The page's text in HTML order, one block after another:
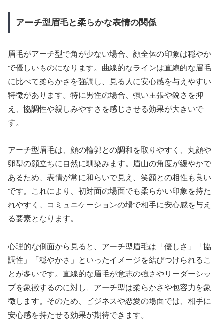
アーチ型眉毛と柔らかな表情の関係
眉毛がアーチ型で角が少ない場合、顔全体の印象は穏やか
で優しいものになります。曲線的なラインは直線的な眉毛
に比べて柔らかさを強調し、見る人に安心感を与えやすい
特徴があります。特に男性の場合、強い主張や鋭さを抑
え、協調性や親しみやすさを感じさせる効果が大きいで
す。
アーチ型眉毛は、顔の輪郭との調和を取りやすく、丸顔や
卵型の顔立ちに自然に馴染みます。眉山の角度が緩やかで
あるため、表情が常に和らいで見え、笑顔との相性も良い
です。これにより、初対面の場面でも柔らかい印象を持た
れやすく、コミュニケーションの場で相手に安心感を与え
る要素となります。
心理的な側面から見ると、アーチ型眉毛は「優しさ」「協
調性」「穏やかさ」といったイメージを結びつけられるこ
とが多いです。直線的な眉毛が意志の強さやリーダーシッ
プを象徴するのに対し、アーチ型は柔らかさや包容力を象
徴します。そのため、ビジネスや恋愛の場面では、相手に
安心感を持たせる効果が期待できます。